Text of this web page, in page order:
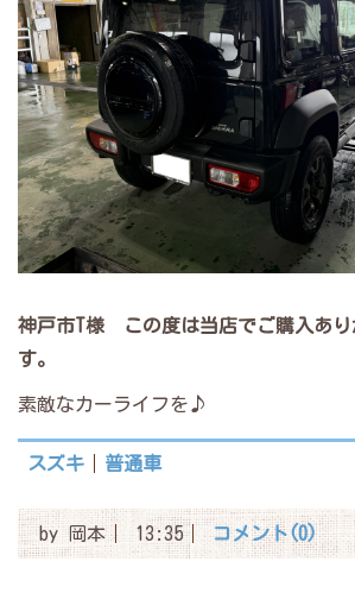
神戸市T様 この度は当店でご購入あり
す。
素敵なカーライフを♪
スズキ 普通車
by岡本 13:35 コメント(0)